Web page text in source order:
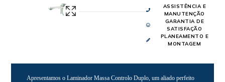
ASSISTÊNCIA E
MANUTENÇÃO
GARANTIA DE
SATISFAÇÃO
PLANEAMENTO E
MONTAGEM
Apresentamos o Laminador Massa Controlo Duplo, um aliado perfeito